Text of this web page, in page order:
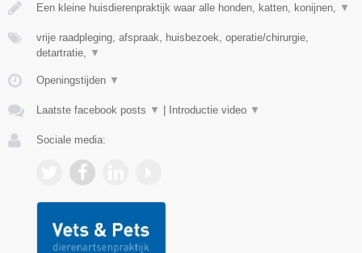
Een kleine huisdierenpraktijk waar alle honden, katten, konijnen, ▼
vrije raadpleging, afspraak, huisbezoek, operatie/chirurgie,
detartratie,
▼
Openingstijden ▼
Laatste facebook posts ▼ Introductie video ▼
Sociale media: